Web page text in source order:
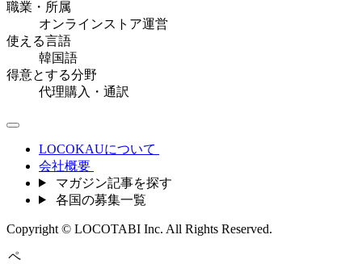
職業・所属
オンラインストア運営
使える言語
韓国語
得意とする分野
代理購入・通訳
LOCOKAUについて
会社概要
マガジン記事を探す
各国の募集一覧
Copyright © LOCOTABI Inc. All Rights Reserved.
ペ